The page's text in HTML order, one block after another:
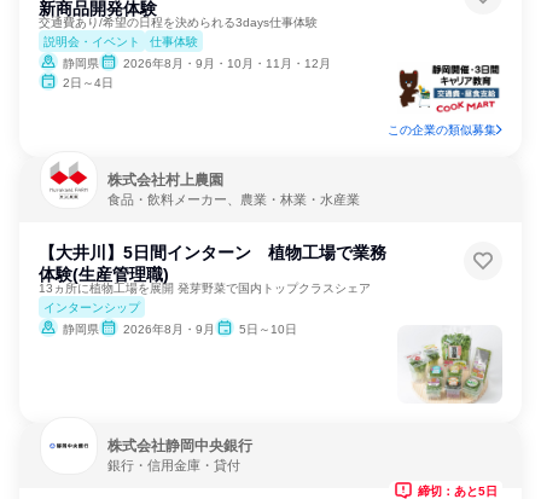
新商品開発体験
交通費あり/希望の日程を決められる3days仕事体験
説明会・イベント
仕事体験
静岡県
2026年8月・9月・10月・11月・12月
2日～4日
この企業の類似募集
株式会社村上農園
食品・飲料メーカー、農業・林業・水産業
【大井川】5日間インターン 植物工場で業務
体験(生産管理職)
13ヵ所に植物工場を展開 発芽野菜で国内トップクラスシェア
インターンシップ
静岡県
2026年8月・9月 5日～10日
株式会社静岡中央銀行
銀行・信用金庫・貸付
締切：あと5日